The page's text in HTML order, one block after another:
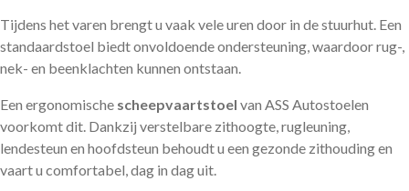
Tijdens het varen brengt u vaak vele uren door in de stuurhut. Een
standaardstoel biedt onvoldoende ondersteuning, waardoor rug-,
nek- en beenklachten kunnen ontstaan.
Een ergonomische scheepvaartstoel van ASS Autostoelen
voorkomt dit. Dankzij verstelbare zithoogte, rugleuning,
lendesteun en hoofdsteun behoudt u een gezonde zithouding en
vaart u comfortabel, dag in dag uit.